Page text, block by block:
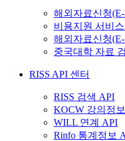
해외자료신청
비용지원 서비
해외자료신청
중국대학 자료
RISS API 센터
RISS 검색 API
KOCW 강의정
WILL 연계 API
Rinfo 통계정보